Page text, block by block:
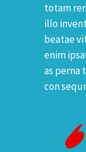
totam
illo
beatae
enim
as perna
con